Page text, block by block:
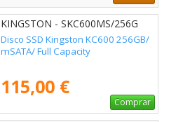
KINGSTON - SKC600MS/256G
Disco SSD Kingston KC600 256GB/
mSATA/ Full Capacity
115,00 €
Comprar